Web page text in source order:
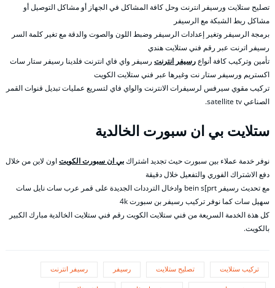
تصليح ستلايت ورسيفر انترنت وحل كافة المشاكل في الجهاز أو مشاكل التوصيل أو
مشاكل ربط الشبكة مع الرسيفر
برمجة الرسيفر وتغير إعدادات الرسيفر وضبط اللون والصوت والدقة مع تغير كلمة السر
رسيفر اترنت عبر رقم فني ستلايت هندي
تأمين وتركيب كافة أنواعرسيفر انترنت رسيفر واي فاي انترنت فلدينا رسيفر ستار سات
اكستريم ورسيفر ستار نت وغيرها عبر فني ستلايت الكويت
تركيب مقوي سيرفس لرسيفرات الانترنت والواي فاي لتسريع عمليات تبديل قنوات القمر
الصناعي satellite tv.
ستلايت بي ان سبورت الخالدية
نوفر خدمة عملاء بين سبورت حيث تجديد اشتراكبي ان سبورت الكويتاون لاين من خلال
دفع الاشتراك الفوري والتفعيل خلال دقيقة
مع تحديث رسيفر bein s[prt وادخال الترددات الجديدة على قمر عرب سات نايل سات
سهيل سات كما نوفر تركيب رسيفر بن سبورت 4k
كل هذة الخدمة السريعة من فني ستلايت الكويت رقم فني ستلايت الخالدية مبارك الكبير
بالكويت.
تركيب ستلايت تصليح ستلايت رسيفر رسيفر انترنت